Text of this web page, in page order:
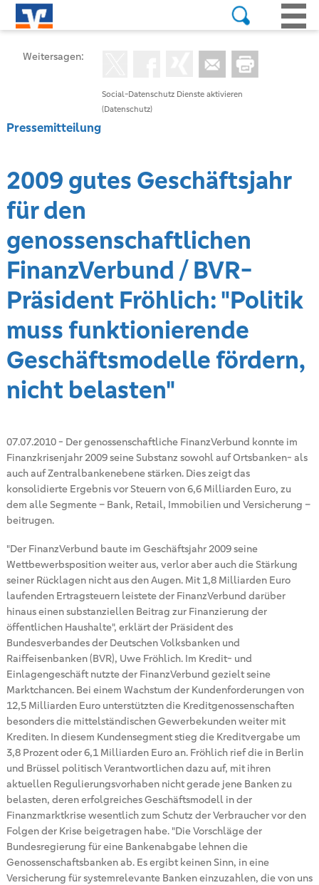
Social-Datenschutz Dienste aktivieren
(Datenschutz)
Weitersagen:
Pressemitteilung
2009 gutes Geschäftsjahr
für den
genossenschaftlichen
FinanzVerbund / BVR-
Präsident Fröhlich: "Politik
muss funktionierende
Geschäftsmodelle fördern,
nicht belasten"
07.07.2010- Der genossenschaftliche FinanzVerbund konnte im
Finanzkrisenjahr 2009 seine Substanz sowohl auf Ortsbanken- als
auch auf Zentralbankenebene stärken. Dies zeigt das
konsolidierte Ergebnis vor Steuern von 6,6 Milliarden Euro, zu
dem alle Segmente – Bank, Retail, Immobilien und Versicherung –
beitrugen.
"Der FinanzVerbund baute im Geschäftsjahr 2009 seine
Wettbewerbsposition weiter aus, verlor aber auch die Stärkung
seiner Rücklagen nicht aus den Augen. Mit 1,8 Milliarden Euro
laufenden Ertragsteuern leistete der FinanzVerbund darüber
hinaus einen substanziellen Beitrag zur Finanzierung der
öffentlichen Haushalte", erklärt der Präsident des
Bundesverbandes der Deutschen Volksbanken und
Raiffeisenbanken (BVR), Uwe Fröhlich. Im Kredit- und
Einlagengeschäft nutzte der FinanzVerbund gezielt seine
Marktchancen. Bei einem Wachstum der Kundenforderungen von
12,5 Milliarden Euro unterstützten die Kreditgenossenschaften
besonders die mittelständischen Gewerbekunden weiter mit
Krediten. In diesem Kundensegment stieg die Kreditvergabe um
3,8 Prozent oder 6,1 Milliarden Euro an. Fröhlich rief die in Berlin
und Brüssel politisch Verantwortlichen dazu auf, mit ihren
aktuellen Regulierungsvorhaben nicht gerade jene Banken zu
belasten, deren erfolgreiches Geschäftsmodell in der
Finanzmarktkrise wesentlich zum Schutz der Verbraucher vor den
Folgen der Krise beigetragen habe. "Die Vorschläge der
Bundesregierung für eine Bankenabgabe lehnen die
Genossenschaftsbanken ab. Es ergibt keinen Sinn, in eine
Versicherung für systemrelevante Banken einzuzahlen, die von uns